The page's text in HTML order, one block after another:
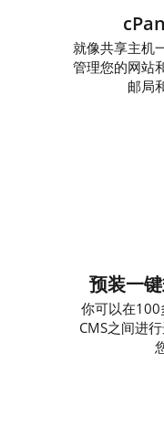
就像共享主机
管理您的网站
邮局
预装一
你可以在100
CMS之间进